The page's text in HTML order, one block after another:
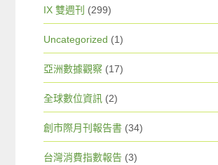
IX 雙週刊 (299)
Uncategorized (1)
亞洲數據觀察 (17)
全球數位資訊 (2)
創市際月刊報告書 (34)
台灣消費指數報告 (3)